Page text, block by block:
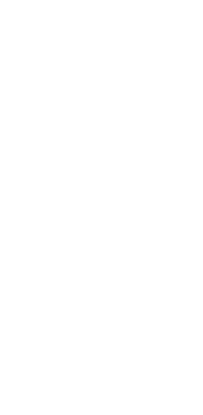
chocolate más largo del mundo en